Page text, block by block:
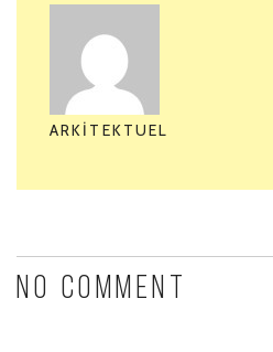
ARKITEKTUEL
NO COMMENT